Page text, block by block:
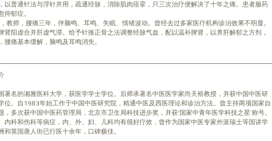
以普通针法与浮针并用，疏通经脉，消除肌肉痉挛，只三次治疗便解决了十年之痛。患者服药
抑郁症。
教师，腰痛三年，伴脑鸣、耳鸣、失眠、情绪波动。曾经去过多家医疗机构诊治效果不明显。
肾阳虚合并肝虚气滞。给予针推正骨之法调整经脉气血，配以温补脾肾，以养肝解郁之方剂，
腰痛基本缓解，脑鸣及耳鸣消失。
著名的湘雅医科大学，获医学学士学位。后师承著名中医医学家尚天裕教授，并获中国中医研
位。自1983年始工作于中国中医研究院，精通中医及西医理论和诊治方法。曾主持两项国家自
，多次获中国中医药管理局，北京市卫生局科技进步奖，并获‘国家中青年医学科技之星’称号。
内科和伤科等病症，内、外、妇、儿科均有很好疗效，曾作为国家中医专家外派瑞士等国讲学
和英国唐人街已行医十余年，口碑极佳。